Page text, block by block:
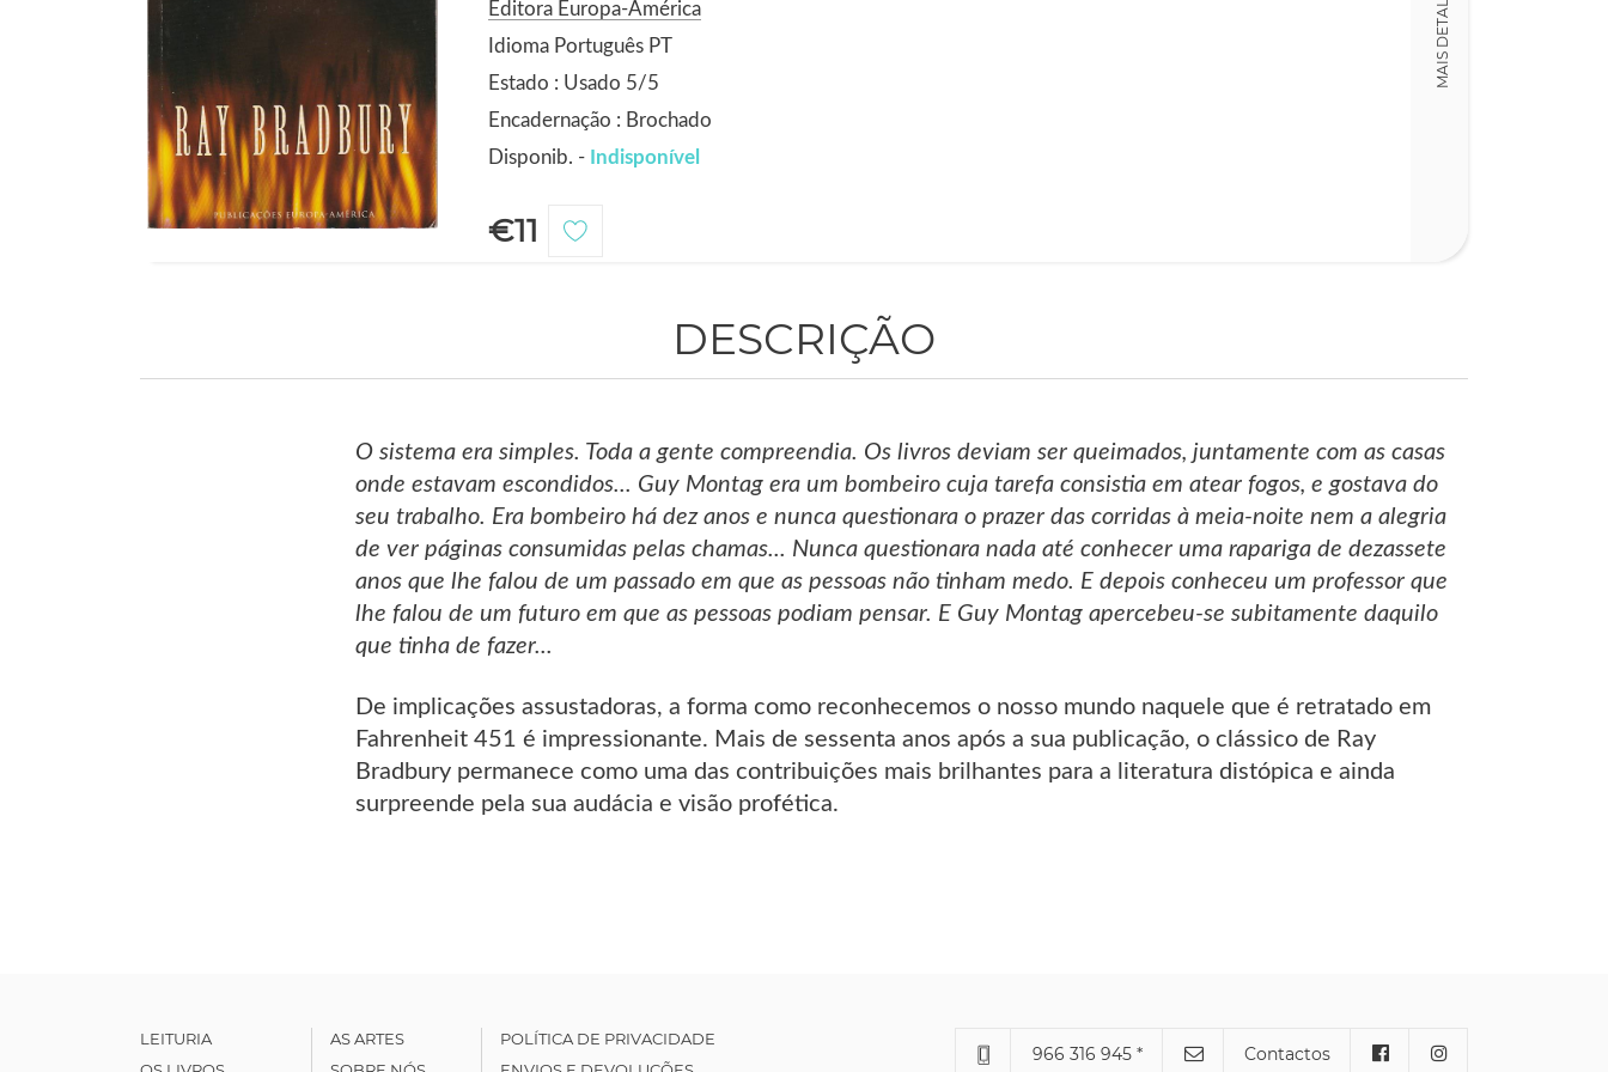
Editora Europa-América
Idioma Português PT
Estado : Usado 5/5
Encadernação : Brochado
Disponib. - Indisponível
€11
MAIS DETALHES
DESCRIÇÃO
O sistema era simples. Toda a gente compreendia. Os livros deviam ser queimados, juntamente com as casas
onde estavam escondidos... Guy Montag era um bombeiro cuja tarefa consistia em atear fogos, e gostava do
seu trabalho. Era bombeiro há dez anos e nunca questionara o prazer das corridas à meia-noite nem a alegria
de ver páginas consumidas pelas chamas... Nunca questionara nada até conhecer uma rapariga de dezassete
anos que lhe falou de um passado em que as pessoas não tinham medo. E depois conheceu um professor que
lhe falou de um futuro em que as pessoas podiam pensar. E Guy Montag apercebeu-se subitamente daquilo
que tinha de fazer...
De implicações assustadoras, a forma como reconhecemos o nosso mundo naquele que é retratado em
Fahrenheit 451 é impressionante. Mais de sessenta anos após a sua publicação, o clássico de Ray
Bradbury permanece como uma das contribuições mais brilhantes para a literatura distópica e ainda
surpreende pela sua audácia e visão profética.
LEITURIA
AS ARTES
POLÍTICA DE PRIVACIDADE
966 316 945 * Contactos